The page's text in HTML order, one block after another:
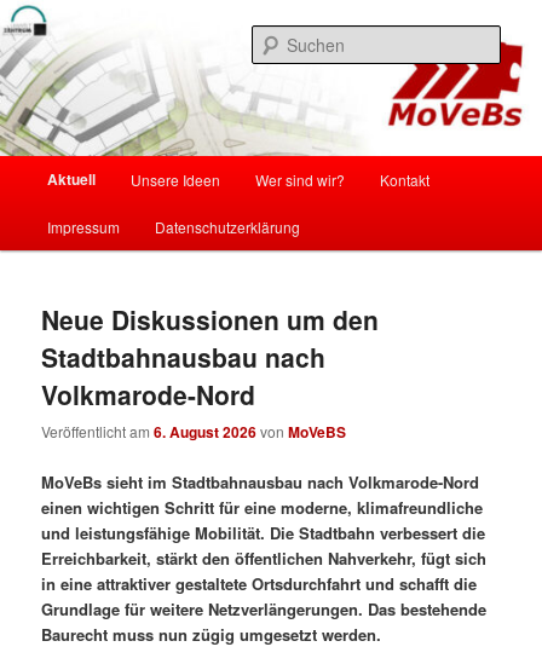
Zum
primären
Inhalt
springen
Zum
sekundären
Inhalt
springenMoVeBS
Mobilität und Verkehr in Braunschweig
HauptmenüAktuell Unsere Ideen Wer sind wir? Kontakt
Impressum Datenschutzerklärung
Neue Diskussionen um den
Stadtbahnausbau nach
Volkmarode-Nord
Veröffentlicht am6. August 2026vonMoVeBS
MoVeBs sieht im Stadtbahnausbau nach Volkmarode-Nord
einen wichtigen Schritt für eine moderne, klimafreundliche
und leistungsfähige Mobilität. Die Stadtbahn verbessert die
Erreichbarkeit, stärkt den öffentlichen Nahverkehr, fügt sich
in eine attraktiver gestaltete Ortsdurchfahrt und schafft die
Grundlage für weitere Netzverlängerungen. Das bestehende
Baurecht muss nun zügig umgesetzt werden.